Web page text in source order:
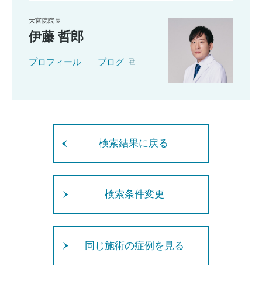
大宮院院長
伊藤 哲郎
プロフィール ブログ
検索結果に戻る
検索条件変更
同じ施術の症例を見る